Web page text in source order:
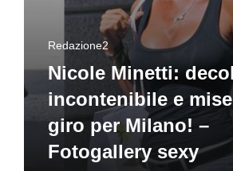
Redazione2
Nicole Minetti:
incontenibile e
giro per Milano! –
Fotogallery sexy